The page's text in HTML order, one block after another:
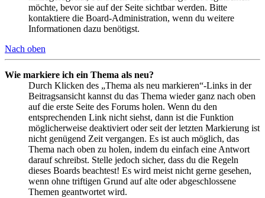
möchte, bevor sie auf der Seite sichtbar werden. Bitte
kontaktiere die Board-Administration, wenn du weitere
Informationen dazu benötigst.
Nach oben
Wie markiere ich ein Thema als neu?
Durch Klicken des „Thema als neu markieren“-Links in der
Beitragsansicht kannst du das Thema wieder ganz nach oben
auf die erste Seite des Forums holen. Wenn du den
entsprechenden Link nicht siehst, dann ist die Funktion
möglicherweise deaktiviert oder seit der letzten Markierung ist
nicht genügend Zeit vergangen. Es ist auch möglich, das
Thema nach oben zu holen, indem du einfach eine Antwort
darauf schreibst. Stelle jedoch sicher, dass du die Regeln
dieses Boards beachtest! Es wird meist nicht gerne gesehen,
wenn ohne triftigen Grund auf alte oder abgeschlossene
Themen geantwortet wird.